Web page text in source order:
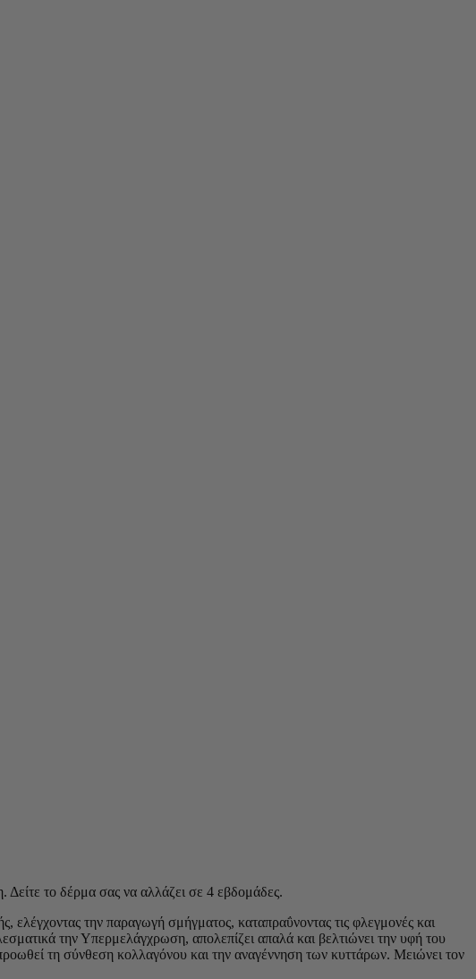
το δέρμα σας να αλλάζει σε 4 εβδομάδες.
την παραγωγή σμήγματος, καταπραΰνοντας τις φλεγμονές και
την Υπερμελάγχρωση, απολεπίζει απαλά και βελτιώνει την υφή του
τη σύνθεση κολλαγόνου και την αναγέννηση των κυττάρων. Μειώνει τον